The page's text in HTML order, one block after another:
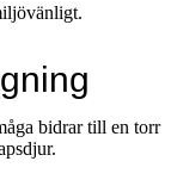
bidrar till en torr